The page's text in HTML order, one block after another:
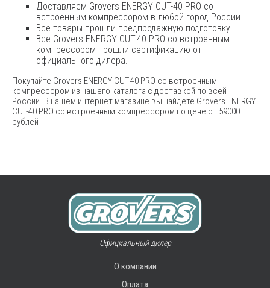
Доставляем Grovers ENERGY CUT-40 PRO со
встроенным компрессором в любой город России
Все товары прошли предпродажную подготовку
Все Grovers ENERGY CUT-40 PRO со встроенным
компрессором прошли сертификацию от
официального дилера.
Покупайте Grovers ENERGY CUT-40 PRO со встроенным
компрессором из нашего каталога с доставкой по всей
России. В нашем интернет магазине вы найдете Grovers ENERGY
CUT-40 PRO со встроенным компрессором по цене от 59000
рублей
Официальный дилер
О компании
Оплата